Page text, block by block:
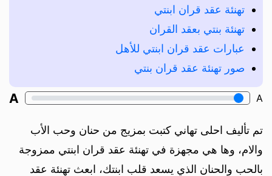
تهنئة عقد قران ابنتي
تهنئة بنتي بعقد القران
عبارات عقد قران ابنتي للأهل
صور تهنئة عقد قران بنتي
A
A
تم تأليف احلى تهاني كتبت بمزيج من حنان وحب الأب
والام، وها هي مجهزة في تهنئة عقد قران ابنتي ممزوجة
بالحب والحنان الذي يسعد قلب ابنتك، ابعث تهنئة عقد